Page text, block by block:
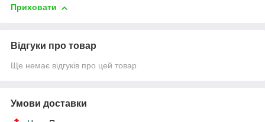
Приховати
Відгуки про товар
Ще немає відгуків про цей товар
Умови доставки